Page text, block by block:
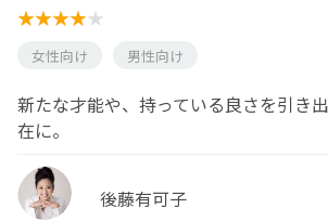
女性向け 男性向け
新たな才能や、持っている良さを引き
在に。
後藤有可子